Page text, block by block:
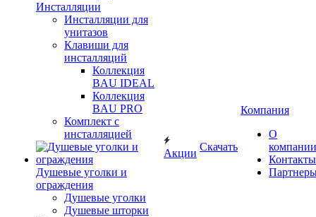
Инсталляции
Инсталляции для
унитазов
Клавиши для
инсталляций
Коллекция
BAU IDEAL
Коллекция
BAU PRO
Комплект с
инсталляцией
Душевые уголки и
ограждения
Душевые уголки
Душевые шторки
Акции
Скачать
Компания
О
компании
Контакты